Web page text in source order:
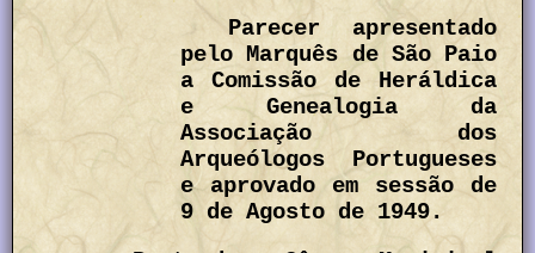
Parecer apresentado
pelo Marquês de São Paio
a Comissão de Heráldica
e Genealogia da
Associação dos
Arqueólogos Portugueses
e aprovado em sessão de
9 de Agosto de 1949.